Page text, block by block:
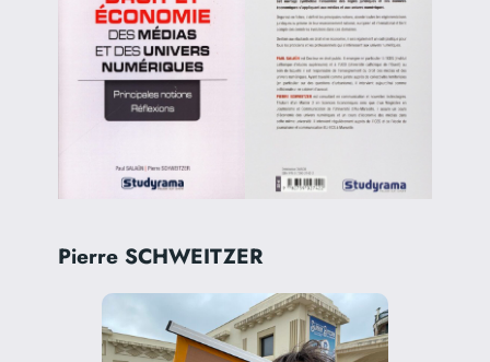
Pierre SCHWEITZER